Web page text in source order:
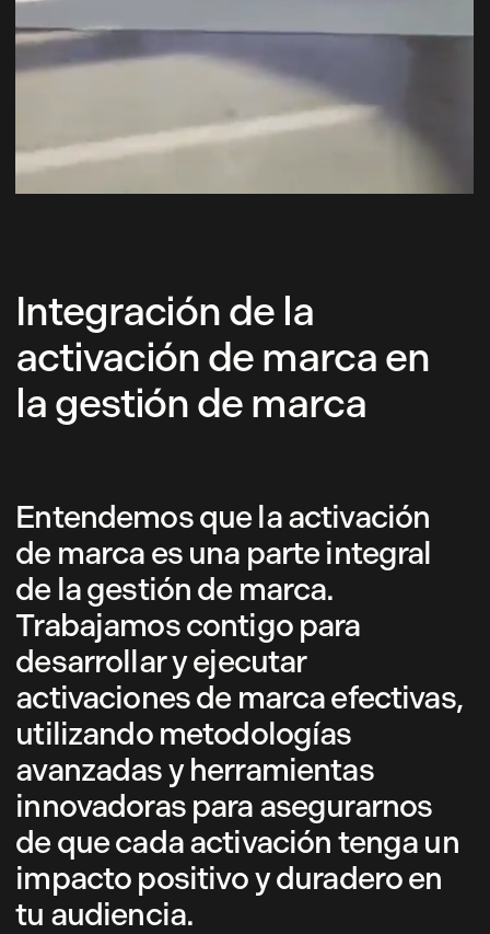
Integración de la
activación de marca en
la gestión de marca
Entendemos que la activación
de marca es una parte integral
de la gestión de marca.
Trabajamos contigo para
desarrollar y ejecutar
activaciones de marca efectivas,
utilizando metodologías
avanzadas y herramientas
innovadoras para asegurarnos
de que cada activación tenga un
impacto positivo y duradero en
tu audiencia.